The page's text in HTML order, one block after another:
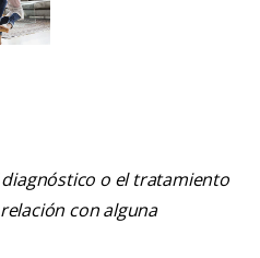
o el tratamiento
con alguna